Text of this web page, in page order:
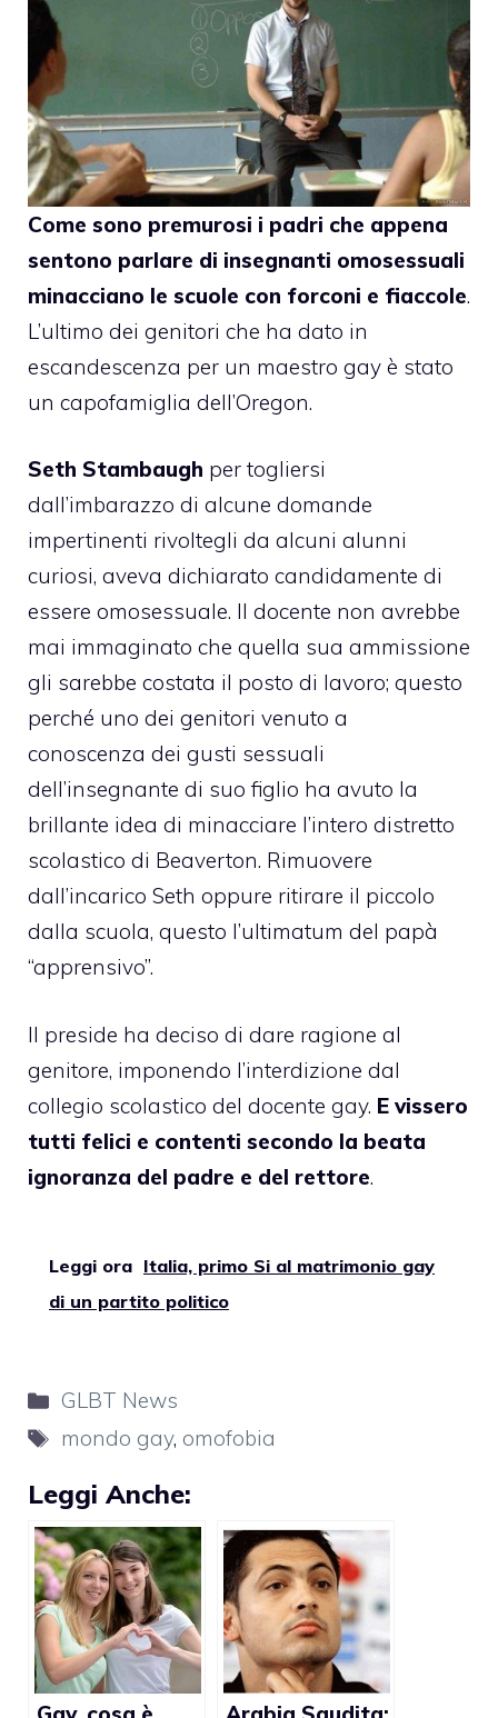
Come sono premurosi i padri che appena
sentono parlare di insegnanti omosessuali
minacciano le scuole con forconi e fiaccole.
L’ultimo dei genitori che ha dato in
escandescenza per un maestro gay è stato
un capofamiglia dell’Oregon.
Seth Stambaugh per togliersi
dall’imbarazzo di alcune domande
impertinenti rivoltegli da alcuni alunni
curiosi, aveva dichiarato candidamente di
essere omosessuale. Il docente non avrebbe
mai immaginato che quella sua ammissione
gli sarebbe costata il posto di lavoro; questo
perché uno dei genitori venuto a
conoscenza dei gusti sessuali
dell’insegnante di suo figlio ha avuto la
brillante idea di minacciare l’intero distretto
scolastico di Beaverton. Rimuovere
dall’incarico Seth oppure ritirare il piccolo
dalla scuola, questo l’ultimatum del papà
“apprensivo”.
Il preside ha deciso di dare ragione al
genitore, imponendo l’interdizione dal
collegio scolastico del docente gay. E vissero
tutti felici e contenti secondo la beata
ignoranza del padre e del rettore.
Leggi ora Italia, primo Si al matrimonio gay
di un partito politico
Categorie
GLBT News
Tag
mondo gay, omofobia
Leggi Anche: